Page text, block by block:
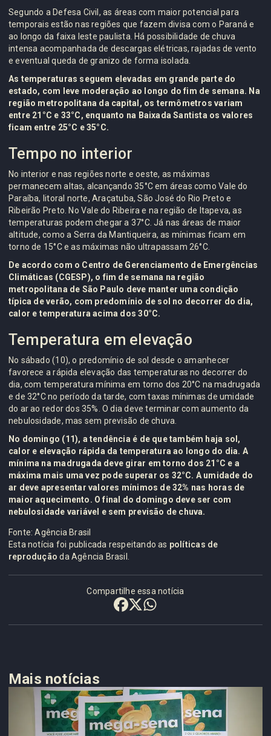
Segundo a Defesa Civil, as áreas com maior potencial para
temporais estão nas regiões que fazem divisa com o Paraná e
ao longo da faixa leste paulista. Há possibilidade de chuva
intensa acompanhada de descargas elétricas, rajadas de vento
e eventual queda de granizo de forma isolada.
As temperaturas seguem elevadas em grande parte do
estado, com leve moderação ao longo do fim de semana. Na
região metropolitana da capital, os termômetros variam
entre 21°C e 33°C, enquanto na Baixada Santista os valores
ficam entre 25°C e 35°C.
Tempo no interior
No interior e nas regiões norte e oeste, as máximas
permanecem altas, alcançando 35°C em áreas como Vale do
Paraíba, litoral norte, Araçatuba, São José do Rio Preto e
Ribeirão Preto. No Vale do Ribeira e na região de Itapeva, as
temperaturas podem chegar a 37°C. Já nas áreas de maior
altitude, como a Serra da Mantiqueira, as mínimas ficam em
torno de 15°C e as máximas não ultrapassam 26°C.
De acordo com o Centro de Gerenciamento de Emergências
Climáticas (CGESP), o fim de semana na região
metropolitana de São Paulo deve manter uma condição
típica de verão, com predomínio de sol no decorrer do dia,
calor e temperatura acima dos 30°C.
Temperatura em elevação
No sábado (10), o predomínio de sol desde o amanhecer
favorece a rápida elevação das temperaturas no decorrer do
dia, com temperatura mínima em torno dos 20°C na madrugada
e de 32°C no período da tarde, com taxas mínimas de umidade
do ar ao redor dos 35%. O dia deve terminar com aumento da
nebulosidade, mas sem previsão de chuva.
No domingo (11), a tendência é de que também haja sol,
calor e elevação rápida da temperatura ao longo do dia. A
mínima na madrugada deve girar em torno dos 21°C e a
máxima mais uma vez pode superar os 32°C. A umidade do
ar deve apresentar valores mínimos de 32% nas horas de
maior aquecimento. O final do domingo deve ser com
nebulosidade variável e sem previsão de chuva.
Fonte: Agência Brasil
Esta notícia foi publicada respeitando as políticas de
reprodução da Agência Brasil.
Compartilhe essa notícia
Mais notícias